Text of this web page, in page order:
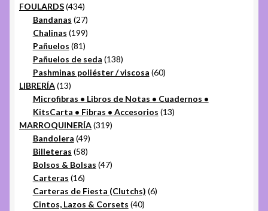
FOULARDS 434434
productos
Bandanas 2727
productos
Chalinas 199199
productos
Pañuelos 8181
productos
Pañuelos de seda 138138
productos
Pashminas poliéster / viscosa 6060
LIBRERÍA 1313
productos
Microfibras • Libros de Notas • Cuadernos •
KitsCarta • Fibras • Accesorios 1313
MARROQUINERÍA 319319
Bandolera 4949
productos
Billeteras 5858
productos
Bolsos & Bolsas 4747
Carteras 1616
productos
Carteras de Fiesta (Clutchs) 66
Cintos, Lazos & Corsets 4040